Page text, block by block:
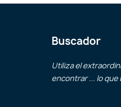
Buscador
Utiliza el
encontrar ... lo que